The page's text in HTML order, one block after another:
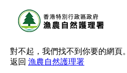
對不起，我們找不到你要的網頁。
返回 漁農自然護理署